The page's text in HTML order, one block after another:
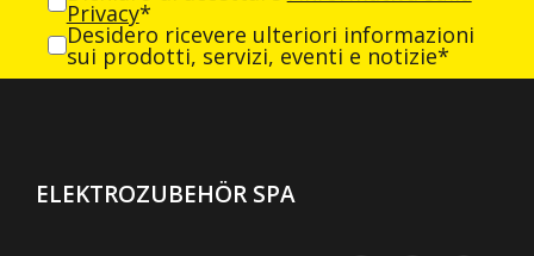
Privacy*
Desidero ricevere ulteriori informazioni
sui prodotti, servizi, eventi e notizie*
ELEKTROZUBEHÖR SPA